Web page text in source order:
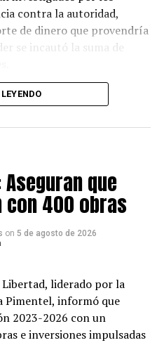
contra la autoridad,
de dinero que provendría
se incautó la suma de
Aseguran que
400 obras
on 5 de agosto de 2026
Libertad, liderado por la
Pimentel, informó que
2023-2026 con un
e inversiones impulsadas